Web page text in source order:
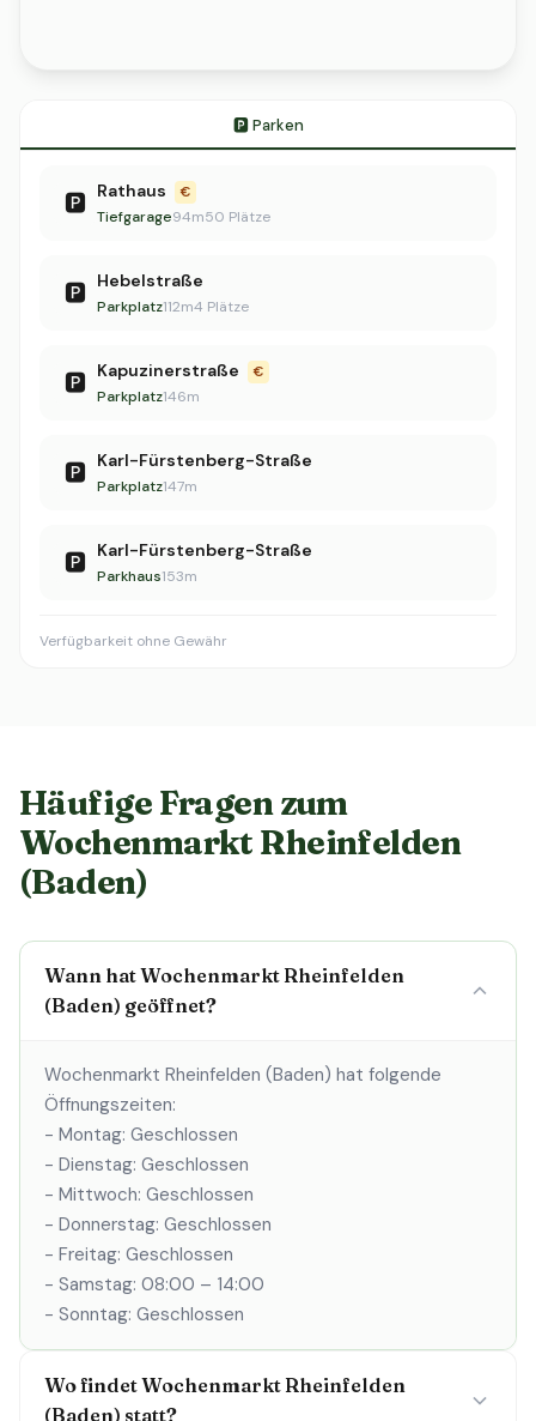
🅿️ Parken
🅿️ Rathaus €
Tiefgarage94m50 Plätze
🅿️ Hebelstraße
Parkplatz112m4 Plätze
🅿️ Kapuzinerstraße €
Parkplatz146m
🅿️ Karl-Fürstenberg-Straße
Parkplatz147m
🅿️ Karl-Fürstenberg-Straße
Parkhaus153m
Verfügbarkeit ohne Gewähr
Häufige Fragen zum
Wochenmarkt Rheinfelden
(Baden)
Wann hat Wochenmarkt Rheinfelden
(Baden) geöffnet?
Wochenmarkt Rheinfelden (Baden) hat folgende
Öffnungszeiten:
- Montag: Geschlossen
- Dienstag: Geschlossen
- Mittwoch: Geschlossen
- Donnerstag: Geschlossen
- Freitag: Geschlossen
- Samstag: 08:00 – 14:00
- Sonntag: Geschlossen
Wo findet Wochenmarkt Rheinfelden
(Baden) statt?